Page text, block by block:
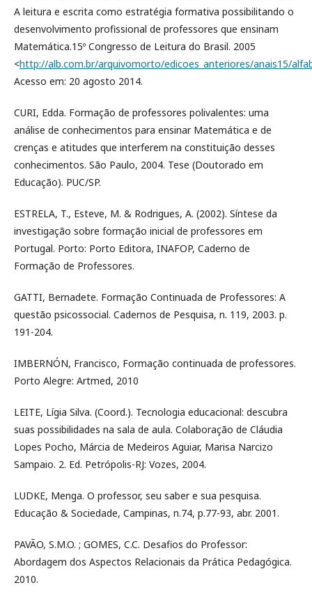
A leitura e escrita como estratégia formativa possibilitando o
desenvolvimento profissional de professores que ensinam
Matemática.15º Congresso de Leitura do Brasil. 2005
<http://alb.com.br/arquivomorto/edicoes_anteriores/anais15/
Acesso em: 20 agosto 2014.
CURI, Edda. Formação de professores polivalentes: uma
análise de conhecimentos para ensinar Matemática e de
crenças e atitudes que interferem na constituição desses
conhecimentos. São Paulo, 2004. Tese (Doutorado em
Educação). PUC/SP.
ESTRELA, T., Esteve, M. & Rodrigues, A. (2002). Síntese da
investigação sobre formação inicial de professores em
Portugal. Porto: Porto Editora, INAFOP, Caderno de
Formação de Professores.
GATTI, Bernadete. Formação Continuada de Professores: A
questão psicossocial. Cadernos de Pesquisa, n. 119, 2003. p.
191-204.
IMBERNÓN, Francisco, Formação continuada de professores.
Porto Alegre: Artmed, 2010
LEITE, Lígia Silva. (Coord.). Tecnologia educacional: descubra
suas possibilidades na sala de aula. Colaboração de Cláudia
Lopes Pocho, Márcia de Medeiros Aguiar, Marisa Narcizo
Sampaio. 2. Ed. Petrópolis-RJ: Vozes, 2004.
LUDKE, Menga. O professor, seu saber e sua pesquisa.
Educação & Sociedade, Campinas, n.74, p.77-93, abr. 2001.
PAVÃO, S.M.O. ; GOMES, C.C. Desafios do Professor:
Abordagem dos Aspectos Relacionais da Prática Pedagógica.
2010.